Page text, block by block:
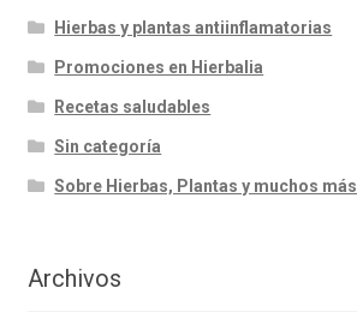
Hierbas y plantas antiinflamatorias
Promociones en Hierbalia
Recetas saludables
Sin categoría
Sobre Hierbas, Plantas y muchos más
Archivos